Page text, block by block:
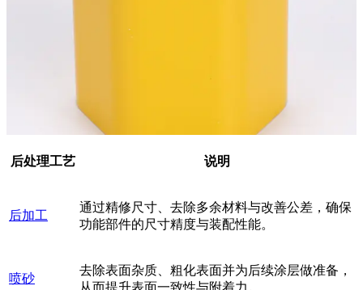
后处理工艺 说明
后加工
通过精修尺寸、去除多余材料与改善公差，确保
功能部件的尺寸精度与装配性能。
喷砂
去除表面杂质、粗化表面并为后续涂层做准备，